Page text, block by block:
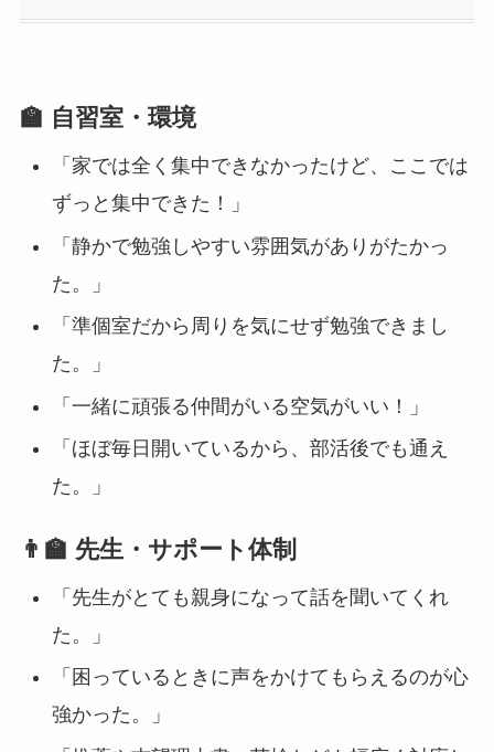
🏫 自習室・環境
「家では全く集中できなかったけど、ここでは
ずっと集中できた！」
「静かで勉強しやすい雰囲気がありがたかっ
た。」
「準個室だから周りを気にせず勉強できまし
た。」
「一緒に頑張る仲間がいる空気がいい！」
「ほぼ毎日開いているから、部活後でも通え
た。」
👨‍🏫 先生・サポート体制
「先生がとても親身になって話を聞いてくれ
た。」
「困っているときに声をかけてもらえるのが心
強かった。」